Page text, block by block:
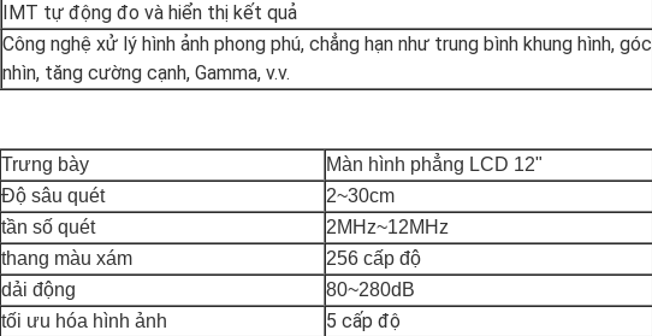
IMT tự động đo và hiển thị kết quả
Công nghệ xử lý hình ảnh phong phú, chẳng hạn như trung bình khung hình, góc
nhìn, tăng cường cạnh, Gamma, v.v.
Trưng bày
Màn hình phẳng LCD 12"
Độ sâu quét
2~30cm
tần số quét
2MHz~12MHz
thang màu xám
256 cấp độ
dải động
80~280dB
tối ưu hóa hình ảnh 5 cấp độ